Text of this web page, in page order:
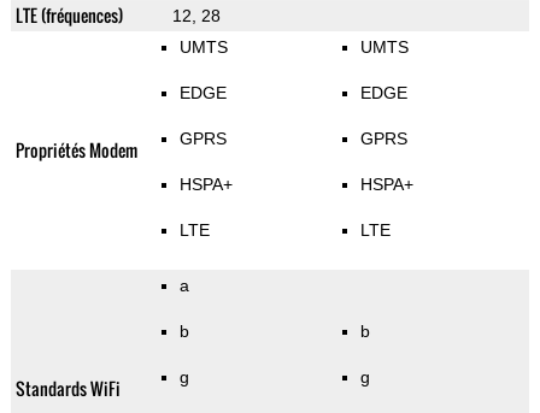
LTE (fréquences) 12, 28
Propriétés Modem
UMTS
EDGE
GPRS
HSPA+
LTE
UMTS
EDGE
GPRS
HSPA+
LTE
Standards WiFi
a
b
g
b
g